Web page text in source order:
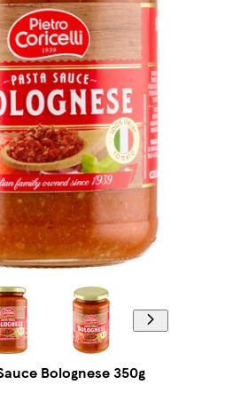
Bolognese 350g